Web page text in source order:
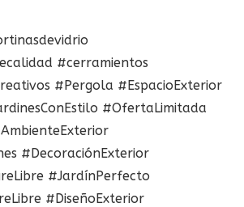
#cerramientos
#Pergola #EspacioExterior
#OfertaLimitada
#DecoraciónExterior
#JardínPerfecto
#DiseñoExterior